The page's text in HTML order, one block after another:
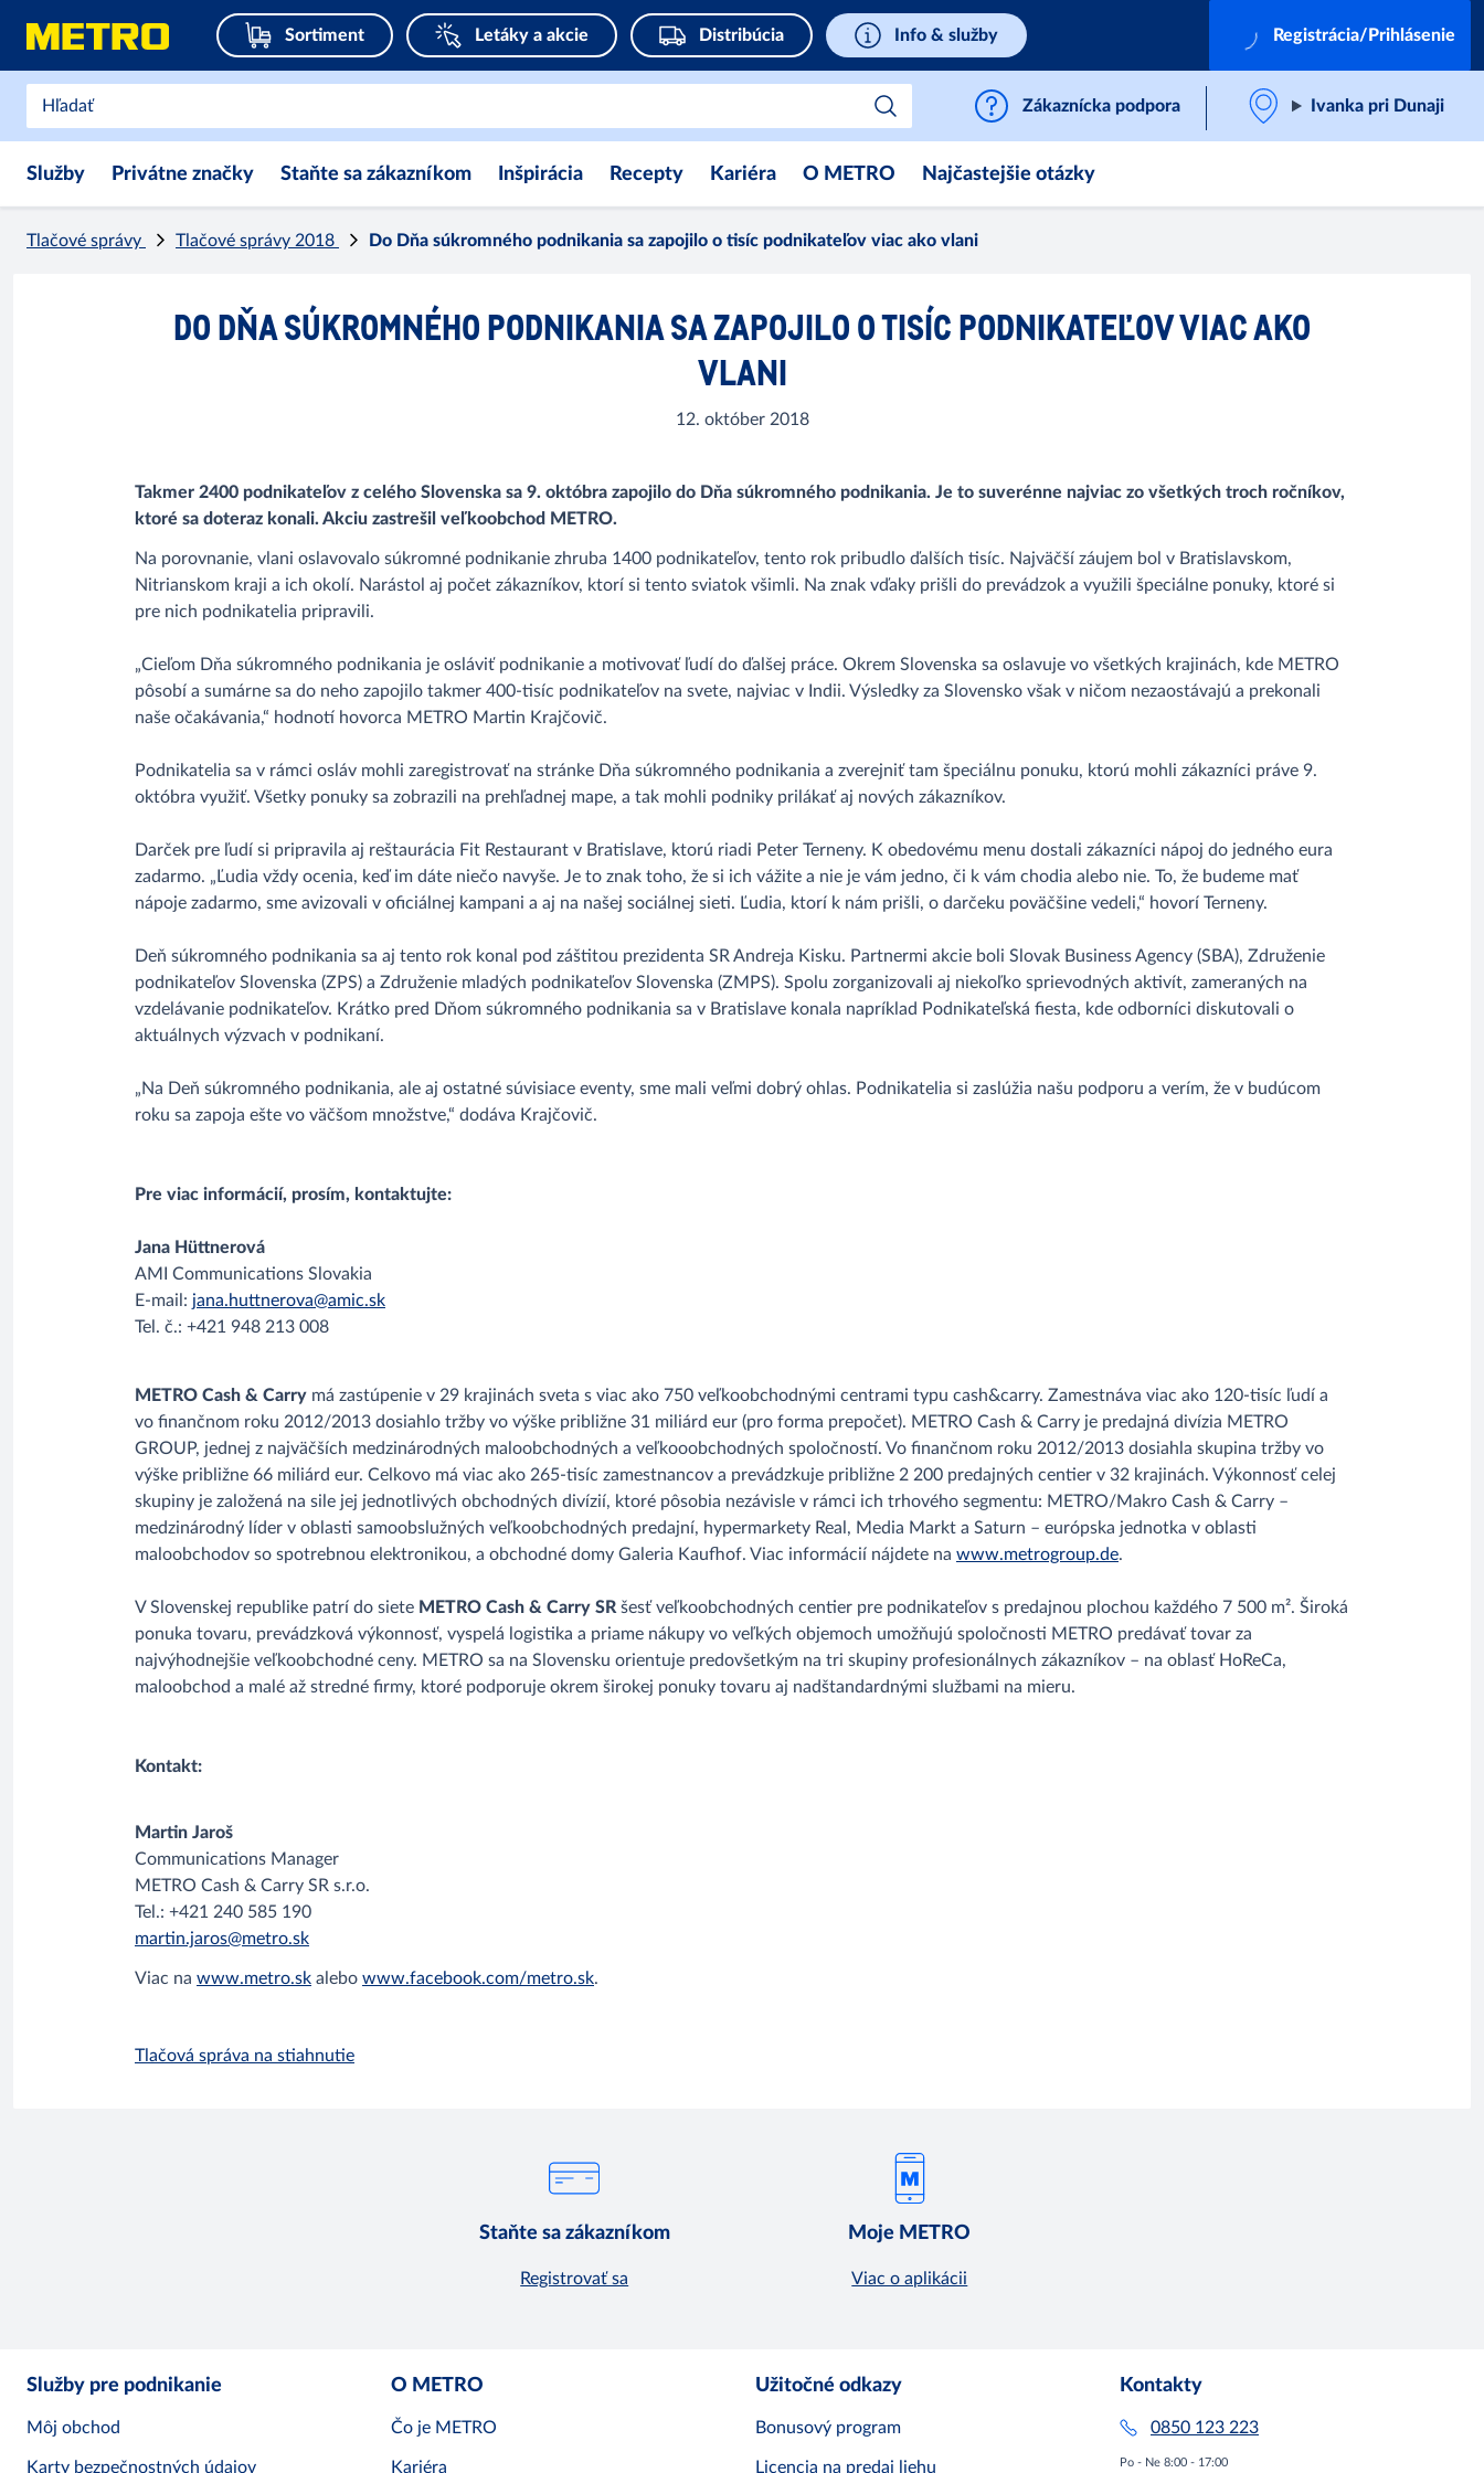
Sortiment Letáky a akcie Distribúcia Info & služby Registrácia/Prihlásenie
Zákaznícka podpora Ivanka pri Dunaji
Služby Privátne značky Staňte sa zákazníkom Inšpirácia Recepty Kariéra O METRO Najčastejšie otázky
Tlačové správy Tlačové správy 2018 Do Dňa súkromného podnikania sa zapojilo o tisíc podnikateľov viac ako vlani
DO DŇA SÚKROMNÉHO PODNIKANIA SA ZAPOJILO O TISÍC PODNIKATEĽOV VIAC AKO
VLANI
12. október 2018
Takmer 2400 podnikateľov z celého Slovenska sa 9. októbra zapojilo do Dňa súkromného podnikania. Je to suverénne najviac zo všetkých troch ročníkov,
ktoré sa doteraz konali. Akciu zastrešil veľkoobchod METRO.
Na porovnanie, vlani oslavovalo súkromné podnikanie zhruba 1400 podnikateľov, tento rok pribudlo ďalších tisíc. Najväčší záujem bol v Bratislavskom,
Nitrianskom kraji a ich okolí. Narástol aj počet zákazníkov, ktorí si tento sviatok všimli. Na znak vďaky prišli do prevádzok a využili špeciálne ponuky, ktoré si
pre nich podnikatelia pripravili.
„Cieľom Dňa súkromného podnikania je osláviť podnikanie a motivovať ľudí do ďalšej práce. Okrem Slovenska sa oslavuje vo všetkých krajinách, kde METRO
pôsobí a sumárne sa do neho zapojilo takmer 400-tisíc podnikateľov na svete, najviac v Indii. Výsledky za Slovensko však v ničom nezaostávajú a prekonali
naše očakávania,“ hodnotí hovorca METRO Martin Krajčovič.
Podnikatelia sa v rámci osláv mohli zaregistrovať na stránke Dňa súkromného podnikania a zverejniť tam špeciálnu ponuku, ktorú mohli zákazníci práve 9.
októbra využiť. Všetky ponuky sa zobrazili na prehľadnej mape, a tak mohli podniky prilákať aj nových zákazníkov.
Darček pre ľudí si pripravila aj reštaurácia Fit Restaurant v Bratislave, ktorú riadi Peter Terneny. K obedovému menu dostali zákazníci nápoj do jedného eura
zadarmo. „Ľudia vždy ocenia, keď im dáte niečo navyše. Je to znak toho, že si ich vážite a nie je vám jedno, či k vám chodia alebo nie. To, že budeme mať
nápoje zadarmo, sme avizovali v oficiálnej kampani a aj na našej sociálnej sieti. Ľudia, ktorí k nám prišli, o darčeku poväčšine vedeli,“ hovorí Terneny.
Deň súkromného podnikania sa aj tento rok konal pod záštitou prezidenta SR Andreja Kisku. Partnermi akcie boli Slovak Business Agency (SBA), Združenie
podnikateľov Slovenska (ZPS) a Združenie mladých podnikateľov Slovenska (ZMPS). Spolu zorganizovali aj niekoľko sprievodných aktivít, zameraných na
vzdelávanie podnikateľov. Krátko pred Dňom súkromného podnikania sa v Bratislave konala napríklad Podnikateľská fiesta, kde odborníci diskutovali o
aktuálnych výzvach v podnikaní.
„Na Deň súkromného podnikania, ale aj ostatné súvisiace eventy, sme mali veľmi dobrý ohlas. Podnikatelia si zaslúžia našu podporu a verím, že v budúcom
roku sa zapoja ešte vo väčšom množstve,“ dodáva Krajčovič.
Pre viac informácií, prosím, kontaktujte:
Jana Hüttnerová
AMI Communications Slovakia
E-mail: jana.huttnerova@amic.sk
Tel. č.: +421 948 213 008
METRO Cash & Carry má zastúpenie v 29 krajinách sveta s viac ako 750 veľkoobchodnými centrami typu cash&carry. Zamestnáva viac ako 120-tisíc ľudí a
vo finančnom roku 2012/2013 dosiahlo tržby vo výške približne 31 miliárd eur (pro forma prepočet). METRO Cash & Carry je predajná divízia METRO
GROUP, jednej z najväčších medzinárodných maloobchodných a veľkooobchodných spoločností. Vo finančnom roku 2012/2013 dosiahla skupina tržby vo
výške približne 66 miliárd eur. Celkovo má viac ako 265-tisíc zamestnancov a prevádzkuje približne 2 200 predajných centier v 32 krajinách. Výkonnosť celej
skupiny je založená na sile jej jednotlivých obchodných divízií, ktoré pôsobia nezávisle v rámci ich trhového segmentu: METRO/Makro Cash & Carry –
medzinárodný líder v oblasti samoobslužných veľkoobchodných predajní, hypermarkety Real, Media Markt a Saturn – európska jednotka v oblasti
maloobchodov so spotrebnou elektronikou, a obchodné domy Galeria Kaufhof. Viac informácií nájdete na www.metrogroup.de.
V Slovenskej republike patrí do siete METRO Cash & Carry SR šesť veľkoobchodných centier pre podnikateľov s predajnou plochou každého 7 500 m². Široká
ponuka tovaru, prevádzková výkonnosť, vyspelá logistika a priame nákupy vo veľkých objemoch umožňujú spoločnosti METRO predávať tovar za
najvýhodnejšie veľkoobchodné ceny. METRO sa na Slovensku orientuje predovšetkým na tri skupiny profesionálnych zákazníkov – na oblasť HoReCa,
maloobchod a malé až stredné firmy, ktoré podporuje okrem širokej ponuky tovaru aj nadštandardnými službami na mieru.
Kontakt:
Martin Jaroš
Communications Manager
METRO Cash & Carry SR s.r.o.
Tel.: +421 240 585 190
martin.jaros@metro.sk
Viac na www.metro.sk alebo www.facebook.com/metro.sk.
Tlačová správa na stiahnutie
Staňte sa zákazníkom
Registrovať sa
Moje METRO
Viac o aplikácii
Služby pre podnikanie
Môj obchod
Karty bezpečnostných údajov
O METRO
Čo je METRO
Kariéra
Užitočné odkazy
Bonusový program
Licencia na predaj liehu
Kontakty
0850 123 223
Po - Ne 8:00 - 17:00